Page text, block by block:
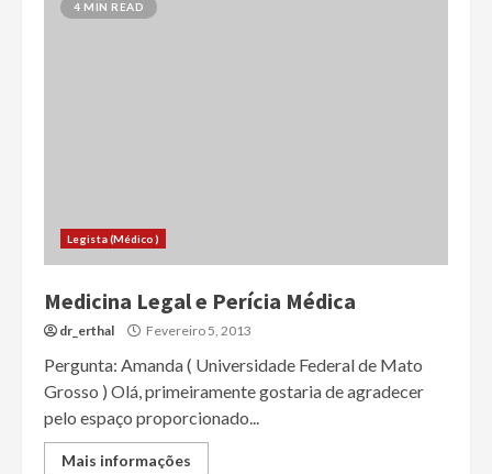
4 MIN READ
Legista (Médico)
Medicina Legal e Perícia Médica
dr_erthal Fevereiro 5, 2013
Pergunta: Amanda ( Universidade Federal de Mato
Grosso ) Olá, primeiramente gostaria de agradecer
pelo espaço proporcionado...
Mais informações